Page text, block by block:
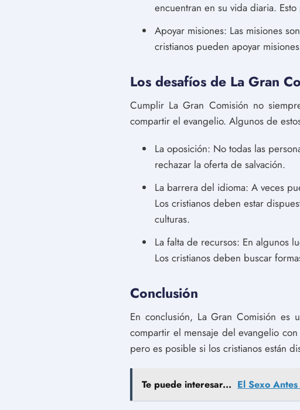
encuentran en su vida diaria.
Apoyar misiones: Las misiones
cristianos pueden apoyar
Los desafíos de La Gran
Cumplir La Gran Comisión no
compartir el evangelio. Algunos de
La oposición: No todas las
rechazar la oferta de salvación.
La barrera del idioma: A veces
Los cristianos deben estar
culturas.
La falta de recursos: En algunos
Los cristianos deben buscar
Conclusión
En conclusión, La Gran Comisión es
compartir el mensaje del evangelio
pero es posible si los cristianos están
Te puede interesar... El Sexo